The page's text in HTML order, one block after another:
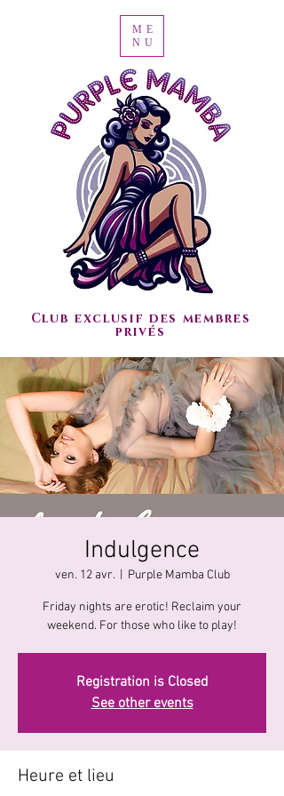
Club exclusif des membres
privés
ME
NU
Indulgence
ven. 12 avr.
  |
Purple Mamba Club
Friday nights are erotic! Reclaim your
Registration is Closed
See other events
Heure et lieu